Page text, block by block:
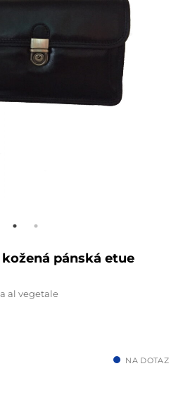
pánská etue
al vegetale
NA DOTAZ